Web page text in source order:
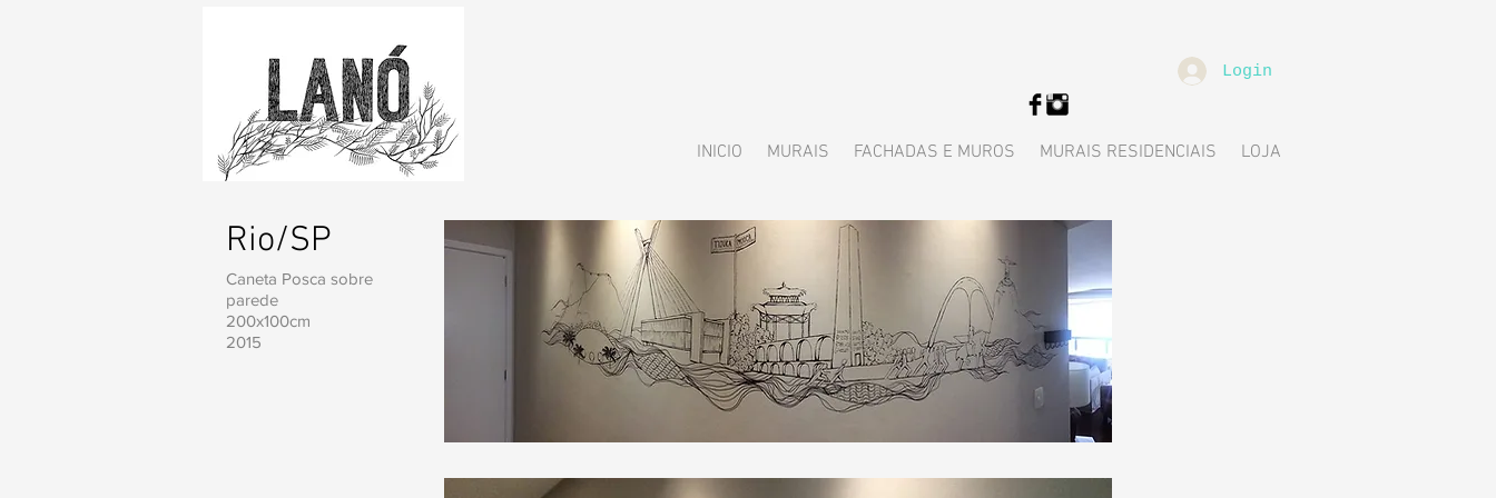
Login
INICIO MURAIS FACHADAS E MUROS MURAIS RESIDENCIAIS LOJA
Rio/SP
Caneta Posca sobre
parede
200x100cm
2015